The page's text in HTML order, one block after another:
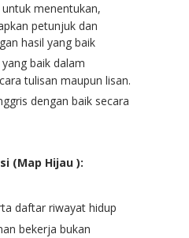
menentukan,
petunjuk dan
hasil yang baik
baik dalam
tulisan maupun lisan.
dengan baik secara
(Map Hijau ):
daftar riwayat hidup
bekerja bukan